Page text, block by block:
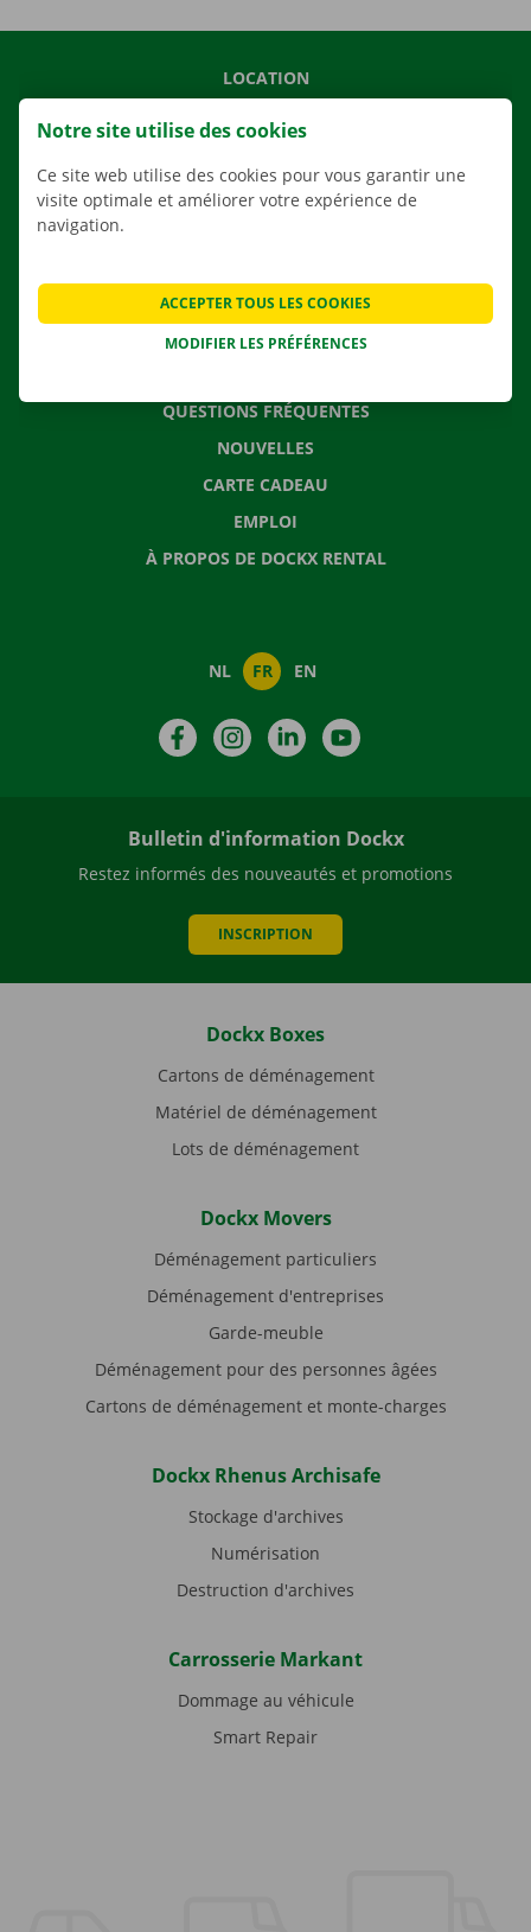
LOCATION
AGENCES
QUESTIONS FRÉQUENTES
NOUVELLES
CARTE CADEAU
EMPLOI
À PROPOS DE DOCKX RENTAL
NL FR EN
FacebookInstagramLinkedIn
Bulletin d'information Dockx
Restez informés des nouveautés et promotions
INSCRIPTION
Dockx Boxes
Cartons de déménagement
Matériel de déménagement
Lots de déménagement
Dockx Movers
Déménagement particuliers
Déménagement d'entreprises
Garde-meuble
Déménagement pour des personnes âgées
Cartons de déménagement et monte-charges
Dockx Rhenus Archisafe
Stockage d'archives
Numérisation
Destruction d'archives
Carrosserie Markant
Dommage au véhicule
Smart Repair
Notre site utilise des cookies
Ce site web utilise des cookies pour vous garantir une
visite optimale et améliorer votre expérience de
navigation.
MODIFIER LES PRÉFÉRENCES
ACCEPTER TOUS LES COOKIES